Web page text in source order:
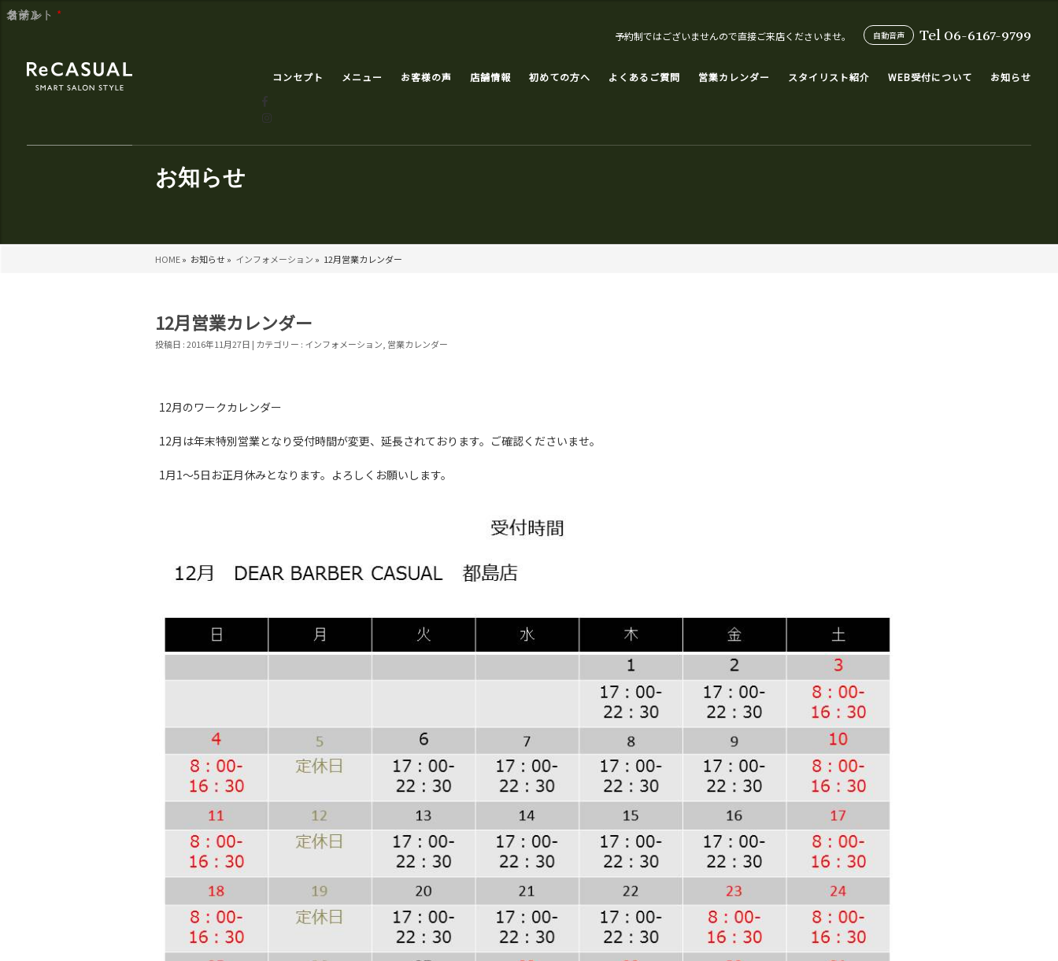
お知らせ
HOME» お知らせ » インフォメーション » 12月営業カレンダー
予約制ではございませんので直接ご来店くださいませ。 自動音声 Tel 06-6167-9799
コンセプト メニュー お客様の声 店舗情報 初めての方へ よくあるご質問 営業カレンダー スタイリスト紹介 WEB受付について お知らせ
12月営業カレンダー
投稿日 : 2016年11月27日 | カテゴリー : インフォメーション 営業カレンダー
12月のワークカレンダー
12月は年末特別営業となり受付時間が変更、延長されております。ご確認くださいませ。
1月1～5日お正月休みとなります。よろしくお願いします。
コメント *
名前
メール
サイト